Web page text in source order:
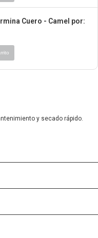
Cuero - Camel por:
y secado rápido.